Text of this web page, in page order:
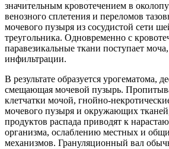
значительным кровотечением в
венозного сплетения и переломов
мочевого пузыря из сосудистой сети
треугольника. Одновременно с
паравезикальные ткани поступает
инфильтрации.
В результате образуется урогематома,
смещающая мочевой пузырь.
клетчатки мочой, гнойно-
мочевого пузыря и окружающих
продуктов распада приводят к
организма, ослаблению местных и
механизмов. Грануляционный вал